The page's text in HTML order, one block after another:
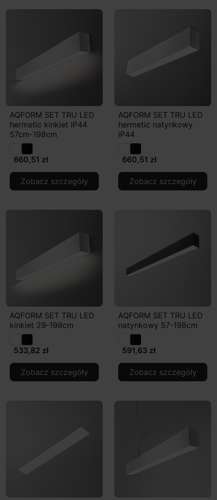
AQFORM SET TRU LED
hermetic kinkiet IP44
57cm-198cm
660,51 zł
Zobacz szczegóły
AQFORM SET TRU LED
hermetic natynkowy
IP44
660,51 zł
Zobacz szczegóły
AQFORM SET TRU LED
kinkiet 29-198cm
533,82 zł
Zobacz szczegóły
AQFORM SET TRU LED
natynkowy 57-198cm
591,63 zł
Zobacz szczegóły